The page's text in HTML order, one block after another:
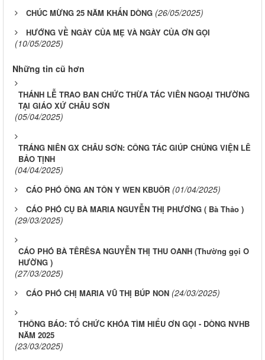
CHÚC MỪNG 25 NĂM KHẤN DÒNG (26/05/2025)
HƯỚNG VỀ NGÀY CỦA MẸ VÀ NGÀY CỦA ƠN GỌI
(10/05/2025)
Những tin cũ hơn
THÁNH LỄ TRAO BAN CHỨC THỪA TÁC VIÊN NGOẠI THƯỜNG
TẠI GIÁO XỨ CHÂU SƠN
(05/04/2025)
TRÁNG NIÊN GX CHÂU SƠN: CÔNG TÁC GIÚP CHỦNG VIỆN LÊ
BẢO TỊNH
(04/04/2025)
CÁO PHÓ ÔNG AN TÔN Y WEN KBUÔR (01/04/2025)
CÁO PHÓ CỤ BÀ MARIA NGUYỄN THỊ PHƯƠNG ( Bà Thảo )
(29/03/2025)
CÁO PHÓ BÀ TÊRÊSA NGUYỄN THỊ THU OANH (Thường gọi O
HƯỜNG )
(27/03/2025)
CÁO PHÓ CHỊ MARIA VŨ THỊ BÚP NON (24/03/2025)
THÔNG BÁO: TỔ CHỨC KHÓA TÌM HIỂU ƠN GỌI - DÒNG NVHB
NĂM 2025
(23/03/2025)